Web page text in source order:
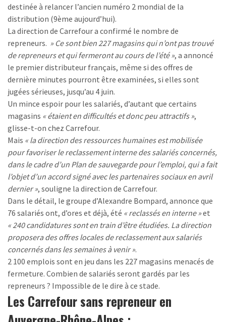
destinée à relancer l’ancien numéro 2 mondial de la
distribution (9ème aujourd’hui).
La direction de Carrefour a confirmé le nombre de
repreneurs. » Ce sont bien 227 magasins qui n’ont pas trouvé
de repreneurs et qui fermeront au cours de l’été », a annoncé
le premier distributeur français, même si des offres de
dernière minutes pourront être examinées, si elles sont
jugées sérieuses, jusqu’au 4 juin.
Un mince espoir pour les salariés, d’autant que certains
magasins « étaient en difficultés et donc peu attractifs »,
glisse-t-on chez Carrefour.
Mais « la direction des ressources humaines est mobilisée
pour favoriser le reclassement interne des salariés concernés,
dans le cadre d’un Plan de sauvegarde pour l’emploi, qui a fait
l’objet d’un accord signé avec les partenaires sociaux en avril
dernier », souligne la direction de Carrefour.
Dans le détail, le groupe d’Alexandre Bompard, annonce que
76 salariés ont, d’ores et déjà, été « reclassés en interne »et
« 240 candidatures sont en train d’être étudiées. La direction
proposera des offres locales de reclassement aux salariés
concernés dans les semaines à venir ».
2 100 emplois sont en jeu dans les 227 magasins menacés de
fermeture. Combien de salariés seront gardés par les
repreneurs ? Impossible de le dire à ce stade.
Les Carrefour sans repreneur en